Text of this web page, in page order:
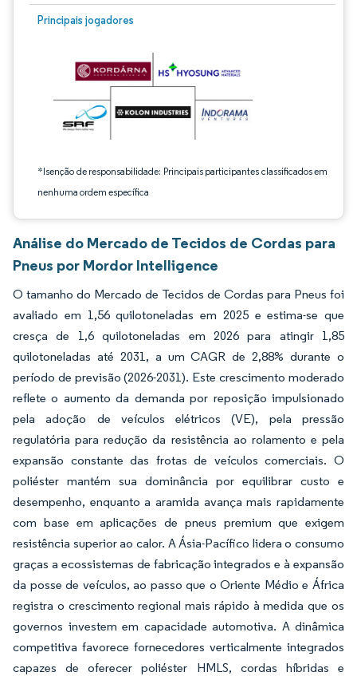
Principais jogadores
*Isenção de responsabilidade: Principais participantes classificados em
nenhuma ordem específica
Imagem © Mordor Intelligence. O reuso requer atribuição conforme CC BY 4.0.
Análise do Mercado de Tecidos de Cordas para
Pneus por Mordor Intelligence
O tamanho do Mercado de Tecidos de Cordas para Pneus foi
avaliado em 1,56 quilotoneladas em 2025 e estima-se que
cresça de 1,6 quilotoneladas em 2026 para atingir 1,85
quilotoneladas até 2031, a um CAGR de 2,88% durante o
período de previsão (2026-2031). Este crescimento moderado
reflete o aumento da demanda por reposição impulsionado
pela adoção de veículos elétricos (VE), pela pressão
regulatória para redução da resistência ao rolamento e pela
expansão constante das frotas de veículos comerciais. O
poliéster mantém sua dominância por equilibrar custo e
desempenho, enquanto a aramida avança mais rapidamente
com base em aplicações de pneus premium que exigem
resistência superior ao calor. A Ásia-Pacífico lidera o consumo
graças a ecossistemas de fabricação integrados e à expansão
da posse de veículos, ao passo que o Oriente Médio e África
registra o crescimento regional mais rápido à medida que os
governos investem em capacidade automotiva. A dinâmica
competitiva favorece fornecedores verticalmente integrados
capazes de oferecer poliéster HMLS, cordas híbridas e